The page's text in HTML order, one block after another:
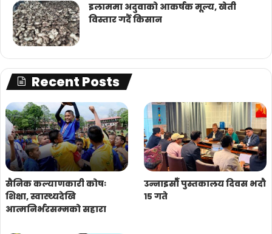
इलाममा अदुवाको आकर्षक मूल्य, खेती
विस्तार गर्दै किसान
Recent Posts
सैनिक कल्याणकारी कोषः
शिक्षा, स्वास्थ्यदेखि
आत्मनिर्भरसम्मको सहारा
उन्नाइसौँ पुस्तकालय दिवस भदौ
१५ गते